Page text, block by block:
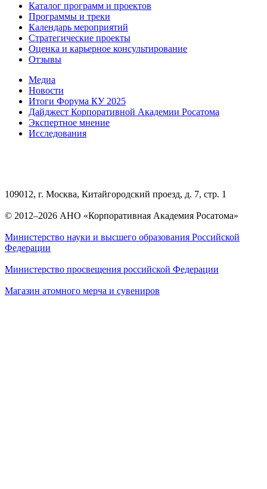
Каталог программ и проектов
Программы и треки
Календарь мероприятий
Стратегические проекты
Оценка и карьерное консультирование
Отзывы
Медиа
Новости
Итоги Форума КУ 2025
Дайджест Корпоративной Академии Росатома
Экспертное мнение
Исследования
109012, г. Москва, Китайгородский проезд, д. 7, стр. 1
© 2012–2026 АНО «Корпоративная Академия Росатома»
Министерство науки и высшего образования Российской
Федерации
Министерство просвещения российской Федерации
Магазин атомного мерча и сувениров